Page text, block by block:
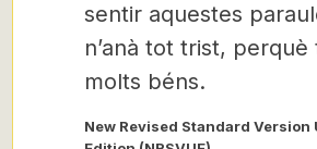
sentir aquestes
n’anà tot trist, perquè
molts béns.
New Revised Standard Version